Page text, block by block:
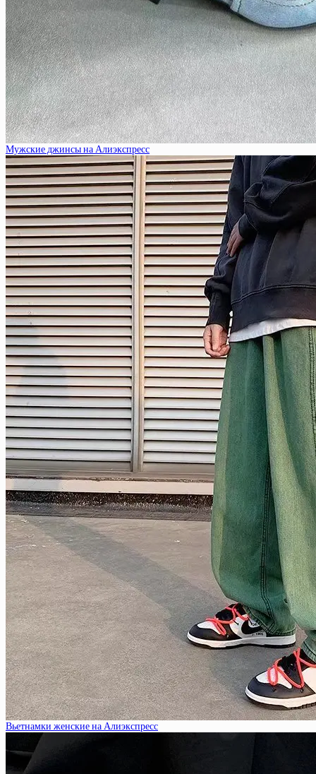
Мужские джинсы на Алиэкспресс
Вьетнамки женские на Алиэкспресс